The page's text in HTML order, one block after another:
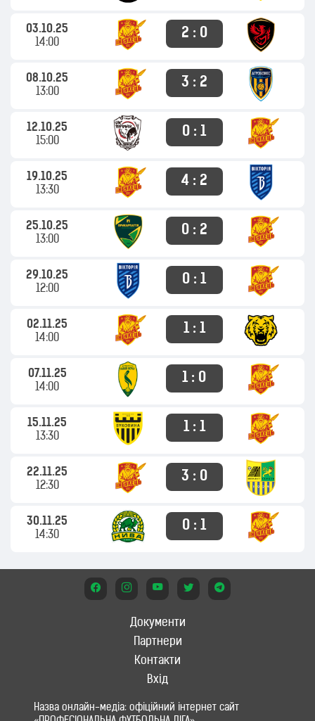
03.10.25
14:00
2 : 0
08.10.25
13:00
3 : 2
12.10.25
15:00
0 : 1
19.10.25
13:30
4 : 2
25.10.25
13:00
0 : 2
29.10.25
12:00
0 : 1
02.11.25
14:00
1 : 1
07.11.25
14:00
1 : 0
15.11.25
13:30
1 : 1
22.11.25
12:30
3 : 0
30.11.25
14:30
0 : 1
Документи
Партнери
Контакти
Вхід
Назва онлайн-медіа: офіційний інтернет сайт